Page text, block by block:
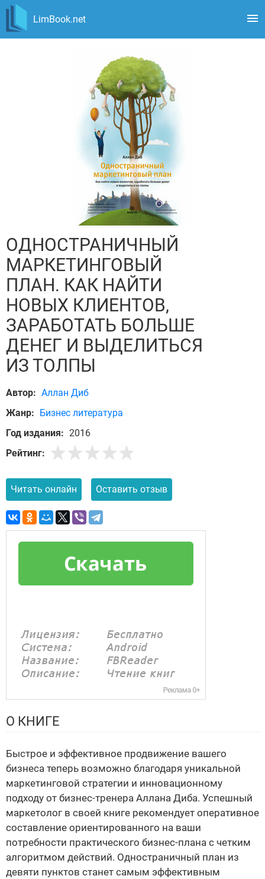
LimBook.net
ОДНОСТРАНИЧНЫЙ
МАРКЕТИНГОВЫЙ
ПЛАН. КАК НАЙТИ
НОВЫХ КЛИЕНТОВ,
ЗАРАБОТАТЬ БОЛЬШЕ
ДЕНЕГ И ВЫДЕЛИТЬСЯ
ИЗ ТОЛПЫ
Автор: Аллан Диб
Жанр: Бизнес литература
Год издания: 2016
Рейтинг:
Читать онлайн Оставить отзыв
О КНИГЕ
Быстрое и эффективное продвижение вашего
бизнеса теперь возможно благодаря уникальной
маркетинговой стратегии и инновационному
подходу от бизнес-тренера Аллана Диба. Успешный
маркетолог в своей книге рекомендует оперативное
составление ориентированного на ваши
потребности практического бизнес-плана с четким
алгоритмом действий. Одностраничный план из
девяти пунктов станет самым эффективным